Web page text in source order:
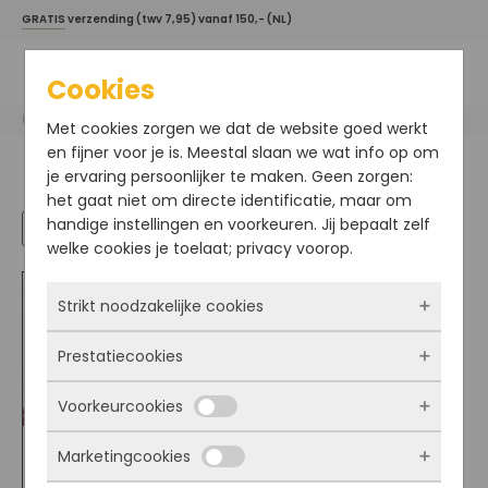
GRATIS verzending (twv 7,95) vanaf 150,- (NL)
Home / reiniging / cleanse
reiniging / cleanse
Reiniging
Hyaluronic serum 200
Cookies
Met cookies zorgen we dat de website goed werkt
en fijner voor je is. Meestal slaan we wat info op om
je ervaring persoonlijker te maken. Geen zorgen:
het gaat niet om directe identificatie, maar om
handige instellingen en voorkeuren. Jij bepaalt zelf
welke cookies je toelaat; privacy voorop.
Strikt noodzakelijke cookies
Deze cookies zorgen ervoor dat de website
überhaupt werkt. Ze zijn dus altijd actief en
kunnen niet worden uitgezet. Meestal worden
ze alleen geplaatst als jij iets doet, zoals
inloggen, een formulier invullen of je
Prestatiecookies
Met deze cookies zien we hoe vaak onze site
bezocht wordt, waar bezoekers vandaan
komen en welke pagina’s populair zijn. Zo
Voorkeurcookies
Deze cookies onthouden jouw voorkeuren.
Marketingcookies